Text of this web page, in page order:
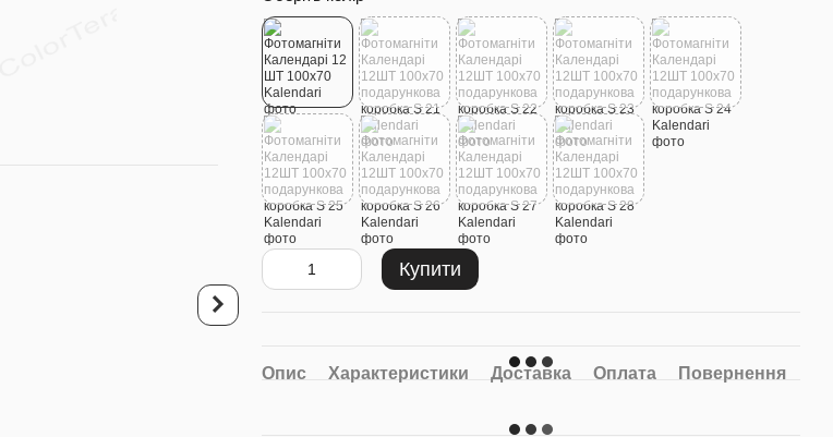
Купуйте разом
Купити
Опис Характеристики Доставка Оплата Повернення